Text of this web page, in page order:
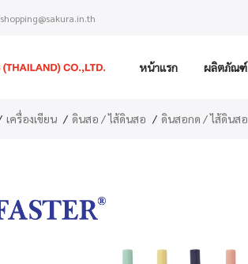
shopping@sakura.in.th
หน้าแรก ผลิตภัณฑ์
เครื่องเขียน ดินสอ / ไส้ดินสอ ดินสอกด / ไส้ดินสอ